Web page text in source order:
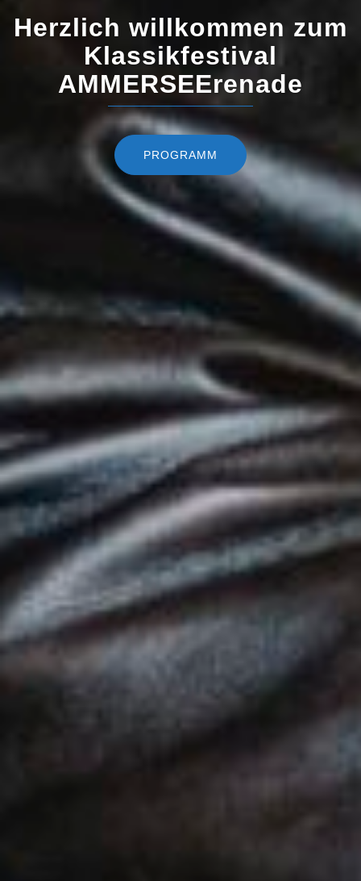
Herzlich willkommen zum
Klassikfestival
AMMERSEErenade
PROGRAMM